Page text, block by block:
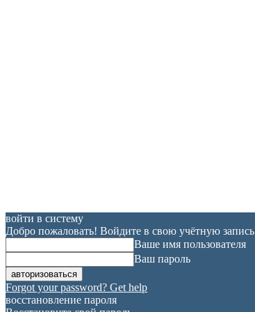
войти в систему
Добро пожаловать! Войдите в свою учётную запись
Ваше имя пользователя
Ваш пароль
Forgot your password? Get help
восстановление пароля